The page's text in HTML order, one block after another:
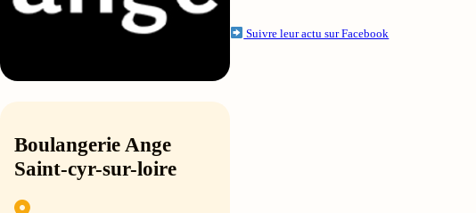
Boulangerie Ange
Saint-cyr-sur-loire
Suivre leur actu sur Facebook